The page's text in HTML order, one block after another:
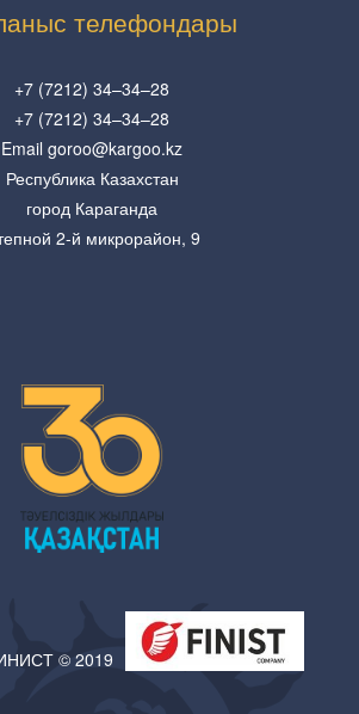
телефондары
+7 (7212) 34–34–28
+7 (7212) 34–34–28
Email goroo@kargoo.kz
Республика Казахстан
город Караганда
2-й микрорайон, 9
© 2019